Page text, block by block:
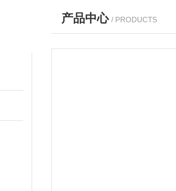
产品中心 / PRODUCTS